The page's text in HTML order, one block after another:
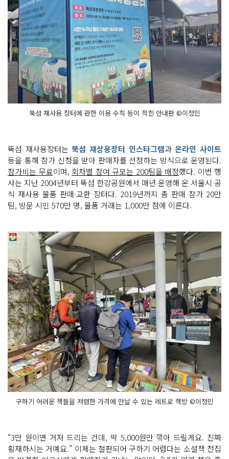
뚝섬 재사용 장터에 관한 이용 수칙 등이 적힌 안내판 ©이정민
뚝섬 재사용장터는뚝섬 재상용장터 인스타그램과온라인 사이트
등을 통해 참가 신청을 받아 판매자를 선정하는 방식으로 운영된다.
참가비는 무료이며, 회차별 참여 규모는 200팀을 배정했다. 이번 행
사는 지난 2004년부터 뚝섬 한강공원에서 매년 운영해 온 서울시 공
식 재사용 물품 판매·교환 장터다. 2019년까지 총 판매 참가 20만
팀, 방문 시민 570만 명, 물품 거래는 1,000만 점에 이른다.
구하기 어려운 책들을 저렴한 가격에 만날 수 있는 레트로 책방 ©이정민
“3만 원이면 거저 드리는 건데, 딱 5,000원만 깎아 드릴게요. 진짜
횡재하시는 거예요.” 이제는 절판되어 구하기 어렵다는 소설책 전집